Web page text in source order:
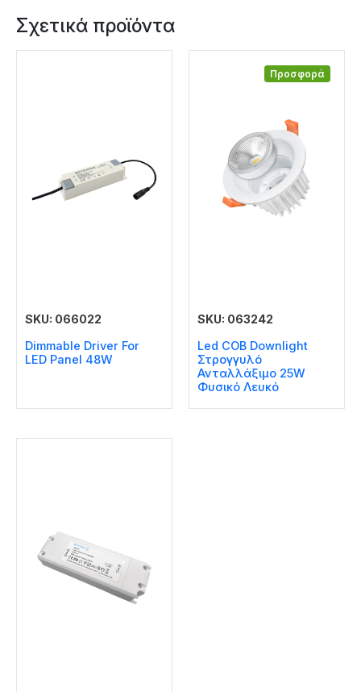
Σχετικά προϊόντα
SKU: 066022
Dimmable Driver For
LED Panel 48W
Προσφορά
SKU: 063242
Led COB Downlight
Στρογγυλό
Ανταλλάξιμο 25W
Φυσικό Λευκό